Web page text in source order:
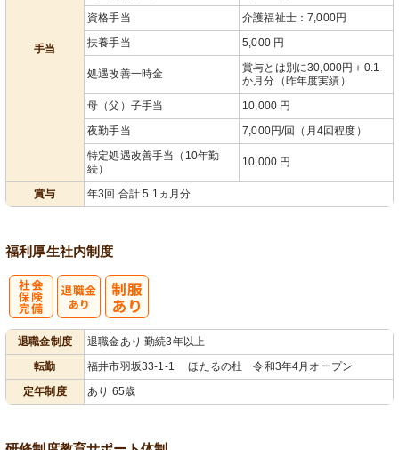
手当
資格手当
介護福祉士：7,000円
扶養手当
5,000 円
処遇改善一時金
賞与とは別に30,000円＋0.1
か月分（昨年度実績）
母（父）子手当
10,000 円
夜勤手当
7,000円/回（月4回程度）
特定処遇改善手当（10年勤
続）
10,000 円
賞与 年3回 合計 5.1ヵ月分
福利厚生社内制度
退職金制度
退職金あり 勤続3年以上
転勤
福井市羽坂33-1-1 ほたるの杜 令和3年4月オープン
定年制度
あり 65歳